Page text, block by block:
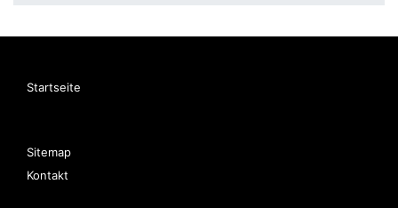
Startseite
Sitemap
Kontakt